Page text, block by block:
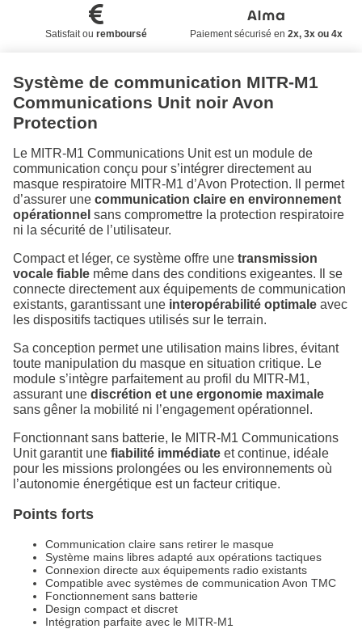
Satisfait ou remboursé Paiement sécurisé en 2x, 3x ou 4x
Système de communication MITR-M1
Communications Unit noir Avon
Protection
Le MITR-M1 Communications Unit est un module de
communication conçu pour s’intégrer directement au
masque respiratoire MITR-M1 d’Avon Protection. Il permet
d’assurer une communication claire en environnement
opérationnel sans compromettre la protection respiratoire
ni la sécurité de l’utilisateur.
Compact et léger, ce système offre une transmission
vocale fiable même dans des conditions exigeantes. Il se
connecte directement aux équipements de communication
existants, garantissant une interopérabilité optimale avec
les dispositifs tactiques utilisés sur le terrain.
Sa conception permet une utilisation mains libres, évitant
toute manipulation du masque en situation critique. Le
module s’intègre parfaitement au profil du MITR-M1,
assurant une discrétion et une ergonomie maximale
sans gêner la mobilité ni l’engagement opérationnel.
Fonctionnant sans batterie, le MITR-M1 Communications
Unit garantit une fiabilité immédiate et continue, idéale
pour les missions prolongées ou les environnements où
l’autonomie énergétique est un facteur critique.
Points forts
Communication claire sans retirer le masque
Système mains libres adapté aux opérations tactiques
Connexion directe aux équipements radio existants
Compatible avec systèmes de communication Avon TMC
Fonctionnement sans batterie
Design compact et discret
Intégration parfaite avec le MITR-M1